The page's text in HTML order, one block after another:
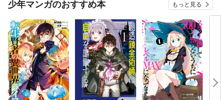
少年マンガのおすすめ本 もっと見る